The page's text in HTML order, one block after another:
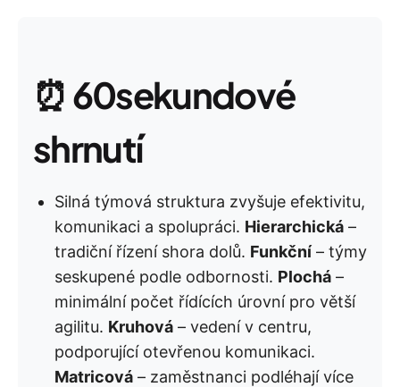
⏰60sekundové
shrnutí
Silná týmová struktura zvyšuje efektivitu,
komunikaci a spolupráci. Hierarchická –
tradiční řízení shora dolů. Funkční – týmy
seskupené podle odbornosti. Plochá –
minimální počet řídících úrovní pro větší
agilitu. Kruhová – vedení v centru,
podporující otevřenou komunikaci.
Matricová – zaměstnanci podléhají více